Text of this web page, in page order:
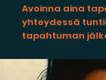
Avoinna aina
yhteydessä
tapahtuman